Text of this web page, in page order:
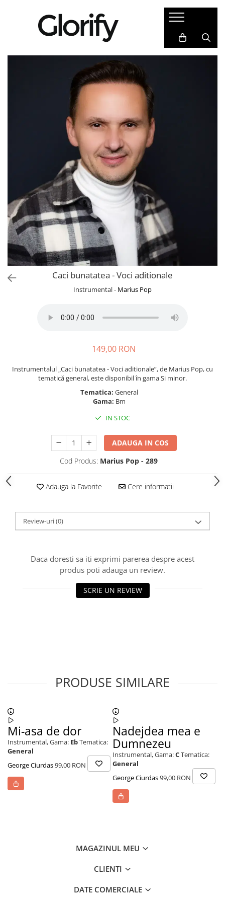
Cadouri
Semne de carte
Caci bunatatea - Voci aditionale
Instrumental - Marius Pop
149,00 RON
Instrumentalul „Caci bunatatea - Voci aditionale”, de Marius Pop, cu
tematică general, este disponibil în gama Si minor.
Tematica: General
Gama: Bm
IN STOC
ADAUGA IN COS
Cod Produs: Marius Pop - 289
Adauga la Favorite Cere informatii
Review-uri(0)
Daca doresti sa iti exprimi parerea despre acest
produs poti adauga un review.
SCRIE UN REVIEW
PRODUSE SIMILARE
Mi-asa de dor
Instrumental,Gama: EbTematica:
General
George Ciurdas99,00 RON
Nadejdea mea e
Dumnezeu
Instrumental,Gama:CTematica:
General
George Ciurdas99,00 RON
MAGAZINUL MEU
CLIENTI
DATE COMERCIALE